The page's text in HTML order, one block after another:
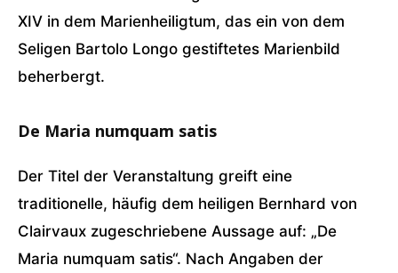
XIV in dem Marienheiligtum, das ein von dem
Seligen Bartolo Longo gestiftetes Marienbild
beherbergt.
De Maria numquam satis
Der Titel der Veranstaltung greift eine
traditionelle, häufig dem heiligen Bernhard von
Clairvaux zugeschriebene Aussage auf: „De
Maria numquam satis“. Nach Angaben der